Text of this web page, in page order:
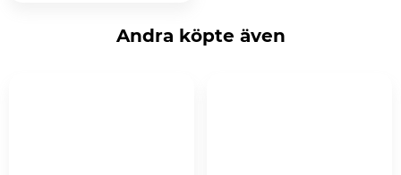
Andra köpte även